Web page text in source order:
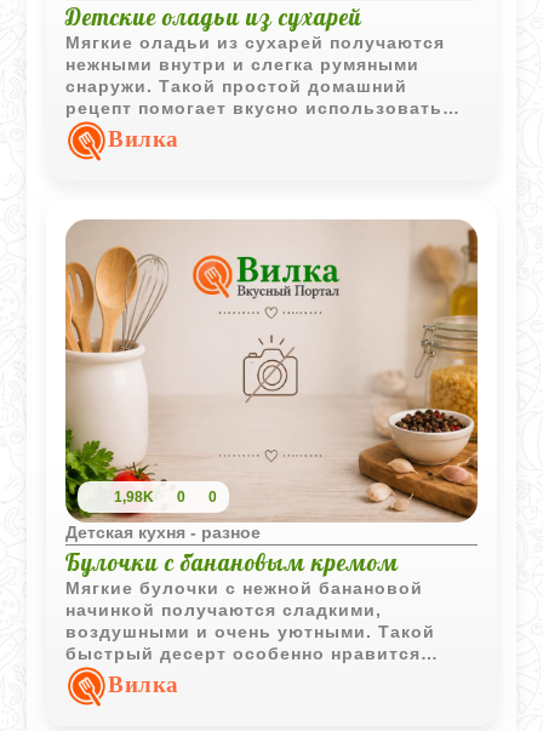
Детские оладьи из сухарей
Мягкие оладьи из сухарей получаются
нежными внутри и слегка румяными
снаружи. Такой простой домашний
рецепт помогает вкусно использовать
сухари и отлично подходит для детского
завтрака или полдника.
Вилка
1,98K 0 0
Детская кухня - разное
Булочки с банановым кремом
Мягкие булочки с нежной банановой
начинкой получаются сладкими,
воздушными и очень уютными. Такой
быстрый десерт особенно нравится
детям благодаря кремовой текстуре и
натуральному фруктовому вкусу.
Вилка